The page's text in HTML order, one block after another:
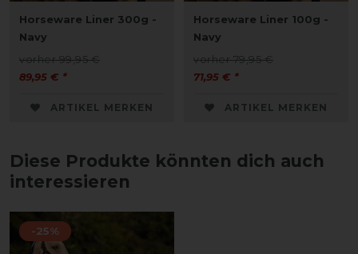
Horseware Liner 300g -
Navy
vorher 99,95 €
89,95 € *
ARTIKEL MERKEN
Horseware Liner 100g -
Navy
vorher 79,95 €
71,95 € *
ARTIKEL MERKEN
Diese Produkte könnten dich auch
interessieren
-25%